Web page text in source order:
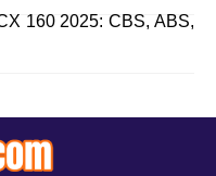
160 2025: CBS, ABS,